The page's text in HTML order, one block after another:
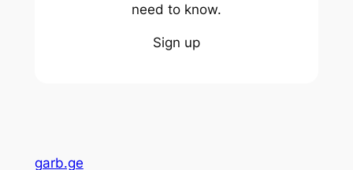
need to know.
Sign up
garb.ge